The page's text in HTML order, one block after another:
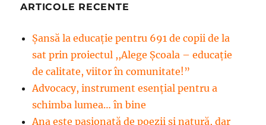
ARTICOLE RECENTE
Șansă la educație pentru 691 de copii de la
sat prin proiectul ,,Alege Școala – educație
de calitate, viitor în comunitate!”
Advocacy, instrument esenţial pentru a
schimba lumea… în bine
Ana este pasionată de poezii și natură, dar